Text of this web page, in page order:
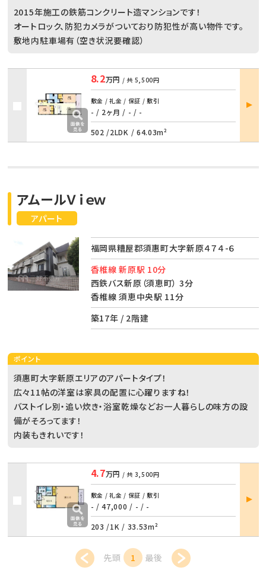
2015年施工の鉄筋コンクリート造マンションです！
オートロック、防犯カメラがついており防犯性が高い物件です。
敷地内駐車場有（空き状況要確認）
8.2万円 / 共 5,500円
敷金 / 礼金 / 保証 / 敷引
- / 2ヶ月 / - / -
502 /2LDK / 64.03m²
部屋
詳細
アパート
アムールＶｉｅｗ
福岡県糟屋郡須惠町大字新原４７４-６
香椎線 新原駅 10分
西鉄バス新原（須恵町） 3分
香椎線 須恵中央駅 11分
築17年 / 2階建
ポイント
須惠町大字新原エリアのアパートタイプ！
広々11帖の洋室は家具の配置に心躍りますね！
バストイレ別・追い炊き・浴室乾燥などお一人暮らしの味方の設
備がそろってます！
内装もきれいです！
4.7万円 / 共 3,500円
敷金 / 礼金 / 保証 / 敷引
- / 47,000 / - / -
203 /1K / 33.53m²
部屋
詳細
先頭 1 最後